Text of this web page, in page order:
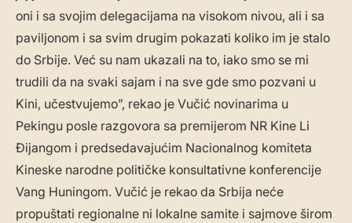
oni i sa svojim delegacijama na visokom nivou, ali i sa
paviljonom i sa svim drugim pokazati koliko im je stalo
do Srbije. Već su nam ukazali na to, iako smo se mi
trudili da na svaki sajam i na sve gde smo pozvani u
Kini, učestvujemo”, rekao je Vučić novinarima u
Pekingu posle razgovora sa premijerom NR Kine Li
Đijangom i predsedavajućim Nacionalnog komiteta
Kineske narodne političke konsultativne konferencije
Vang Huningom. Vučić je rekao da Srbija neće
propuštati regionalne ni lokalne samite i sajmove širom